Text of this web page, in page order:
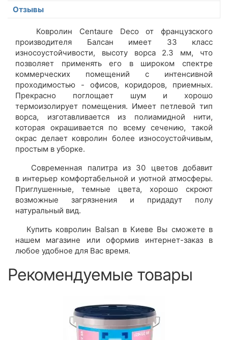
Отзывы
Ковролин Centaure Dеco от французского
производителя Балсан имеет 33 класс
износоустойчивости, высоту ворса 2.3 мм, что
позволяет применять его в широком спектре
коммерческих помещений с интенсивной
проходимостью - офисов, коридоров, приемных.
Прекрасно поглощает шум и хорошо
термоизолирует помещения. Имеет петлевой тип
ворса, изготавливается из полиамидной нити,
которая окрашивается по всему сечению, такой
окрас делает ковролин более износоустойчивым,
простым в уборке.
Современная палитра из 30 цветов добавит
в интерьер комфортабельной и уютной атмосферы.
Приглушенные, темные цвета, хорошо скроют
возможные загрязнения и придадут полу
натуральный вид.
Купить ковролин Balsan в Киеве Вы сможете в
нашем магазине или оформив интернет-заказ в
любое удобное для Вас время.
Рекомендуемые товары